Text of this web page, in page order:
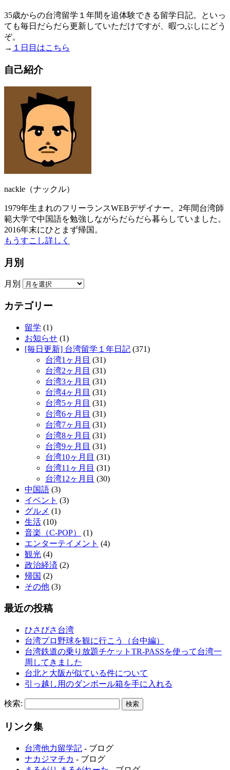
35歳からの台湾留学１年間を追体験できる留学日記。といっ
ても毎日だらだら更新していただけですが、暇つぶしにどう
ぞ。
→ １日目はこちら
自己紹介
nackle（ナックル）
1979年生まれのフリーランスWEBデザイナー。2年間台湾師
範大学で中国語を勉強しながらだらだら暮らしていました。
2016年末にひとまず帰国。
もうすこし詳しく
月別
月別
カテゴリー
留学 (1)
お知らせ (1)
[毎日更新] 台湾留学１年日記 (371)
台湾1ヶ月目 (31)
台湾2ヶ月目 (31)
台湾3ヶ月目 (31)
台湾4ヶ月目 (31)
台湾5ヶ月目 (31)
台湾6ヶ月目 (31)
台湾7ヶ月目 (31)
台湾8ヶ月目 (31)
台湾9ヶ月目 (31)
台湾10ヶ月目 (31)
台湾11ヶ月目 (31)
台湾12ヶ月目 (30)
中国語 (3)
イベント (3)
グルメ (1)
生活 (10)
音楽（C-POP）
(1)
エンターテイメント (4)
観光 (4)
政治経済 (2)
帰国 (2)
その他 (3)
最近の投稿
ひさびさ台湾
台湾プロ野球を観に行こう（台中編）
台湾鉄道の乗り放題チケットTR-PASSを使って台湾一
周してきました
台北と大阪が似ている件について
引っ越し用のダンボール箱を手に入れる
検索:
リンク集
台湾他力留学記 - ブログ
ナカジマチカ - ブログ